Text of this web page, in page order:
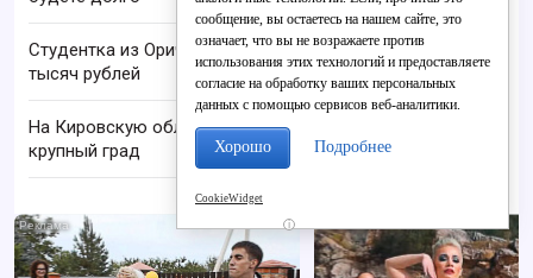
Студентка из Оричевского района лишилась 500
тысяч рублей
На Кировскую область надвигаются шквалы и
крупный град
i
сообщение, вы остаетесь на нашем сайте, это
означает, что вы не возражаете против
использования этих технологий и предоставляете
согласие на обработку ваших персональных
данных с помощью сервисов веб-аналитики.
Хорошо Подробнее
CookieWidget